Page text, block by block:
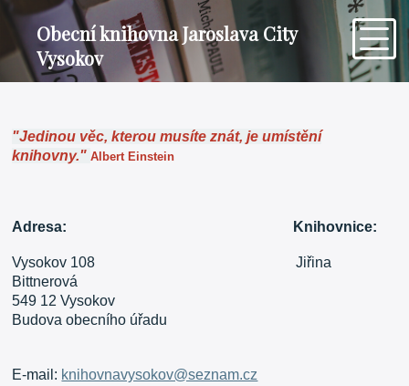
Obecní knihovna Jaroslava City
Vysokov
"Jedinou věc, kterou musíte znát, je umístění
knihovny." Albert Einstein
Adresa: Knihovnice:
Vysokov 108 Jiřina
Bittnerová
549 12 Vysokov
Budova obecního úřadu
E-mail: knihovnavysokov@seznam.cz